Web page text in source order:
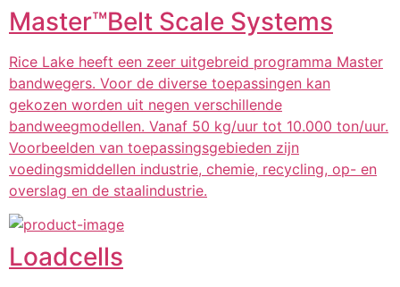
Master™️Belt Scale Systems
Rice Lake heeft een zeer uitgebreid programma Master
bandwegers. Voor de diverse toepassingen kan
gekozen worden uit negen verschillende
bandweegmodellen. Vanaf 50 kg/uur tot 10.000 ton/uur.
Voorbeelden van toepassingsgebieden zijn
voedingsmiddellen industrie, chemie, recycling, op- en
overslag en de staalindustrie.
Loadcells